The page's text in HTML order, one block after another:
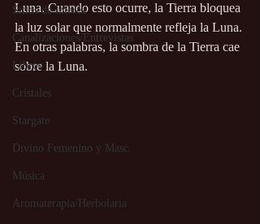
Sitios de interés
Canalizaciones/Entrevistas
Libros
Cristales
Stargate
Divino Femenino y Masc.
Música
Aromaterapia/Herbolaria
Luna. Cuando esto ocurre, la Tierra bloquea
la luz solar que normalmente refleja la Luna.
En otras palabras, la sombra de la Tierra cae
sobre la Luna.